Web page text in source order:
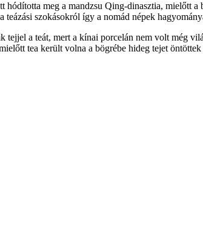
meg a mandzsu Qing-dinasztia, mielőtt
szokásokról így a nomád népek
a teát, mert a kínai porcelán nem volt még
tea került volna a bögrébe hideg tejet